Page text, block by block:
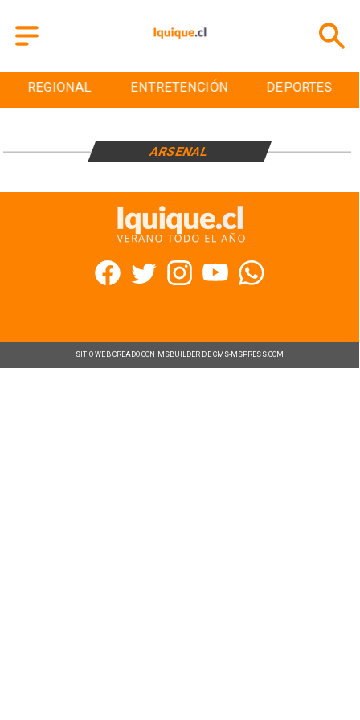
REGIONAL ENTRETENCIÓN DEPORTES
ARSENAL
SITIO WEB CREADO CON MSBUILDER DE CMS-MSPRESS.COM